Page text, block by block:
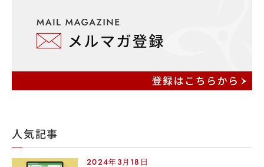
人気記事
2024年3月18日